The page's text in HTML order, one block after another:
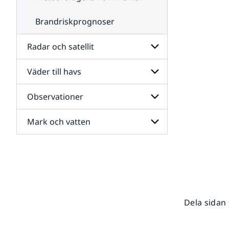
Brandriskprognoser
Radar och satellit
Undersidor
för
Radar
och
satellit
Väder till havs
Undersidor
för
Väder
till
havs
Observationer
Undersidor
för
Mark och vatten
Dela sidan